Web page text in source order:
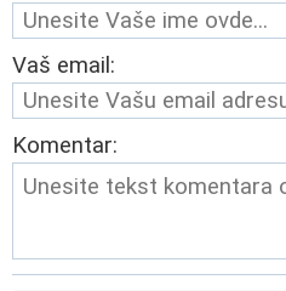
Vaš email:
Komentar: